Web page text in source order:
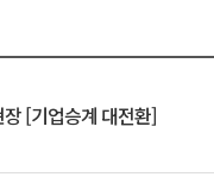
[기업승계 대전환]